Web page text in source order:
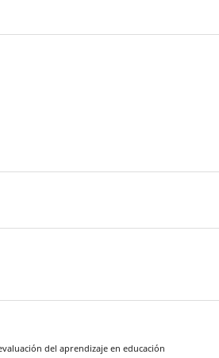
del aprendizaje en educación